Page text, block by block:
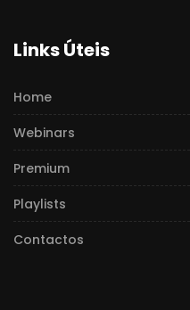
Links Úteis
Home
Webinars
Premium
Playlists
Contactos